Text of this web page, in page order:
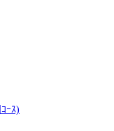
ｰｽ)